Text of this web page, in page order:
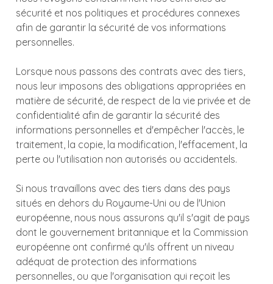
sécurité et nos politiques et procédures connexes
afin de garantir la sécurité de vos informations
personnelles.
Lorsque nous passons des contrats avec des tiers,
nous leur imposons des obligations appropriées en
matière de sécurité, de respect de la vie privée et de
confidentialité afin de garantir la sécurité des
informations personnelles et d'empêcher l'accès, le
traitement, la copie, la modification, l'effacement, la
perte ou l'utilisation non autorisés ou accidentels.
Si nous travaillons avec des tiers dans des pays
situés en dehors du Royaume-Uni ou de l'Union
européenne, nous nous assurons qu'il s'agit de pays
dont le gouvernement britannique et la Commission
européenne ont confirmé qu'ils offrent un niveau
adéquat de protection des informations
personnelles, ou que l'organisation qui reçoit les